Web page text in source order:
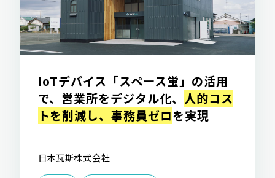
IoTデバイス「スペース蛍」の活用
で、営業所をデジタル化、 人的コス
トを削減し、事務員ゼロを実現
日本瓦斯株式会社